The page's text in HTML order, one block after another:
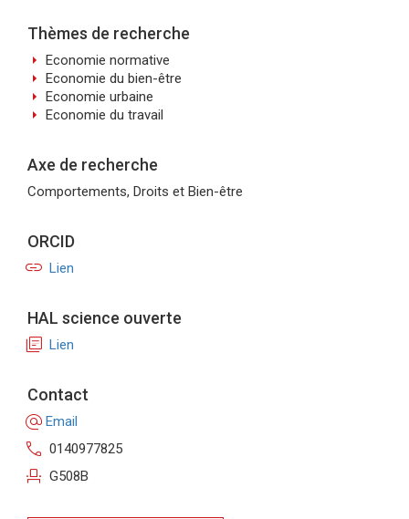
Thèmes de recherche
arrow_right Economie normative
arrow_right Economie du bien-être
arrow_right Economie urbaine
arrow_right Economie du travail
Axe de recherche
Comportements, Droits et Bien-être
ORCID
link Lien
HAL science ouverte
library_books Lien
Contact
alternate_email Email
call 0140977825
event_seat G508B